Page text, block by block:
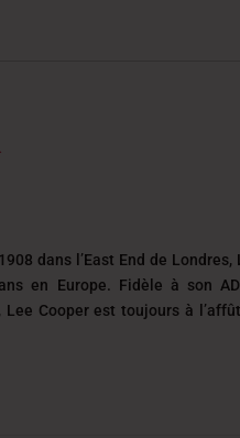
dans l’East End de Londres,
en Europe. Fidèle à son
Cooper est toujours à